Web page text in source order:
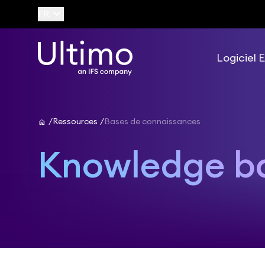
Logiciel
home Ressources Bases de connaissances
Knowledge